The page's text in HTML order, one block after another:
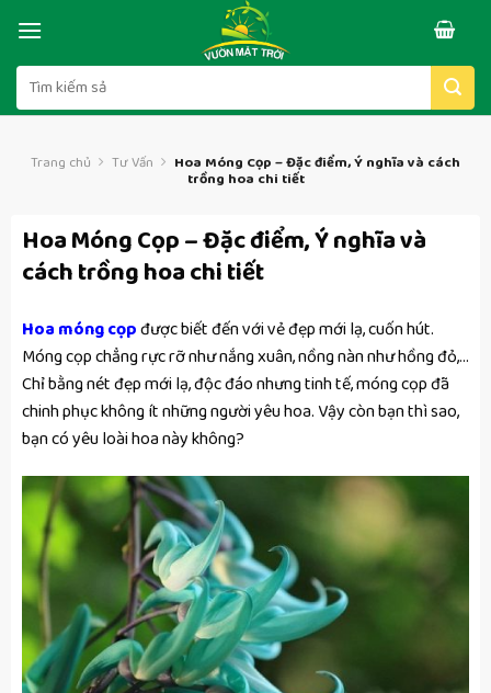
content
Tìm
kiếm:
Trang chủ Tư Vấn Hoa Móng Cọp – Đặc điểm, Ý nghĩa và cách
trồng hoa chi tiết
Hoa Móng Cọp – Đặc điểm, Ý nghĩa và
cách trồng hoa chi tiết
Hoa móng cọpđược biết đến với vẻ đẹp mới lạ, cuốn hút.
Móng cọp chẳng rực rỡ như nắng xuân, nồng nàn như hồng đỏ,…
Chỉ bằng nét đẹp mới lạ, độc đáo nhưng tinh tế, móng cọp đã
chinh phục không ít những người yêu hoa. Vậy còn bạn thì sao,
bạn có yêu loài hoa này không?